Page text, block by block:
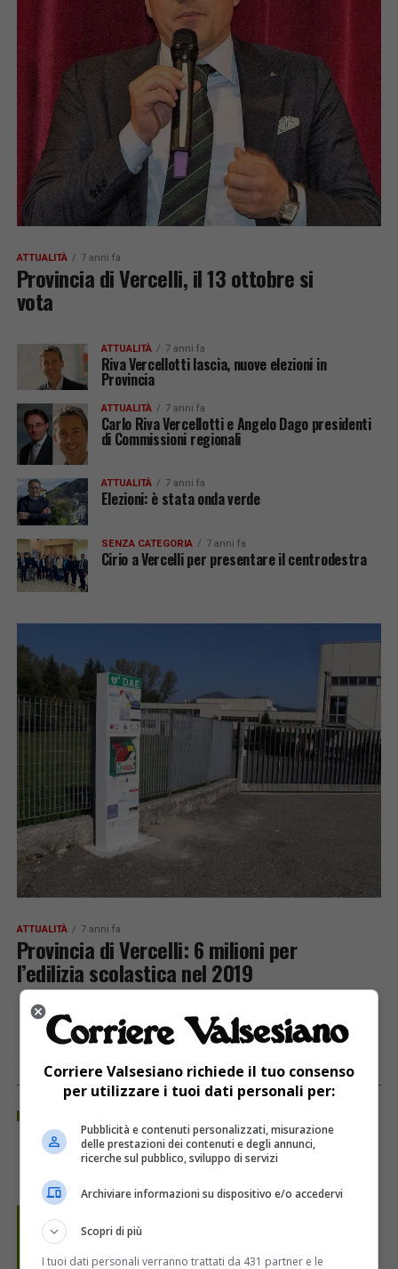
ATTUALITÀ 7 anni fa
Provincia di Vercelli, il 13 ottobre si
vota
ATTUALITÀ 7 anni fa
Riva Vercellotti lascia, nuove elezioni in
Provincia
ATTUALITÀ 7 anni fa
Carlo Riva Vercellotti e Angelo Dago presidenti
di Commissioni regionali
ATTUALITÀ 7 anni fa
Elezioni: è stata onda verde
SENZA CATEGORIA 7 anni fa
Cirio a Vercelli per presentare il centrodestra
ATTUALITÀ 7 anni fa
Provincia di Vercelli: 6 milioni per
l’edilizia scolastica nel 2019
REGIONE PIEMONTE
Corriere Valsesiano richiede il tuo consenso
per utilizzare i tuoi dati personali per:
Pubblicità e contenuti personalizzati, misurazione
delle prestazioni dei contenuti e degli annunci,
ricerche sul pubblico, sviluppo di servizi
Archiviare informazioni su dispositivo e/o accedervi
Scopri di più
I tuoi dati personali verranno trattati da 431 partner e le